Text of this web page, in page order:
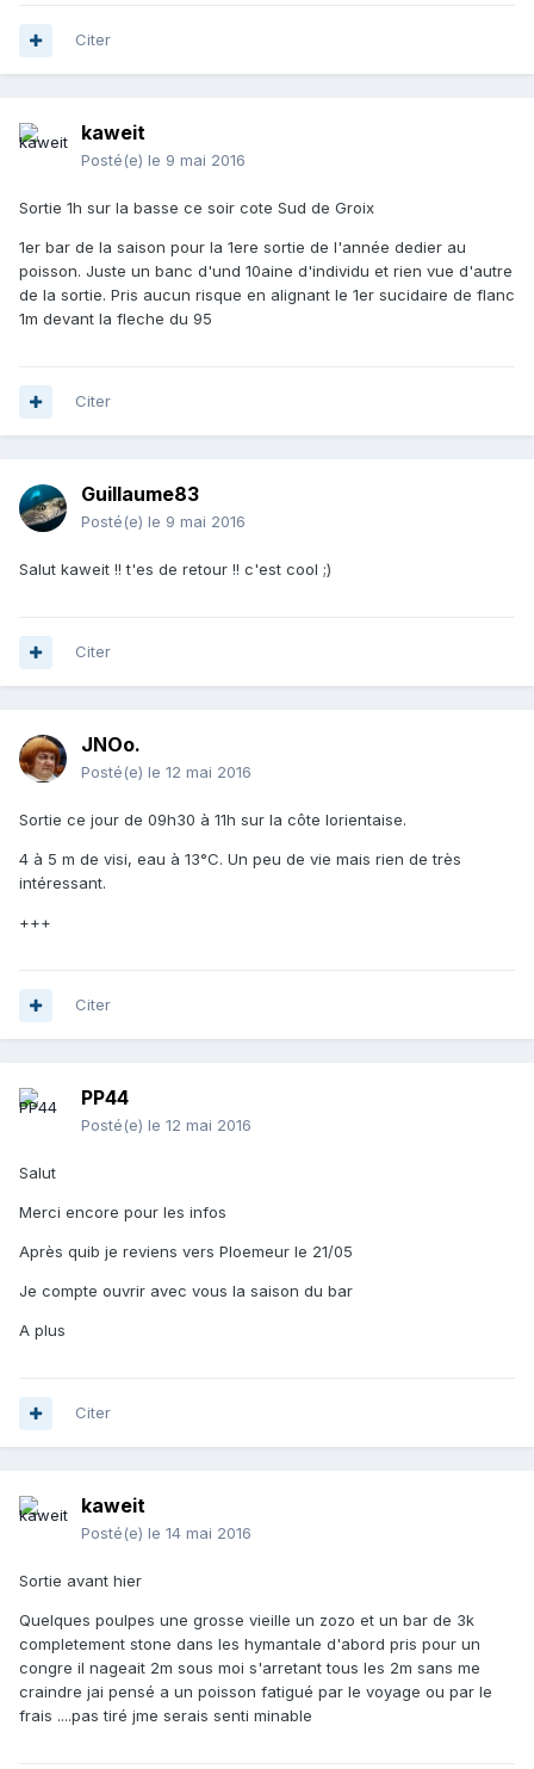
Citer
kaweit
Posté(e) le 9 mai 2016
Sortie 1h sur la basse ce soir cote Sud de Groix
1er bar de la saison pour la 1ere sortie de l'année dedier au
poisson. Juste un banc d'und 10aine d'individu et rien vue d'autre
de la sortie. Pris aucun risque en alignant le 1er sucidaire de flanc
1m devant la fleche du 95
Citer
Guillaume83
Posté(e) le 9 mai 2016
Salut kaweit !! t'es de retour !! c'est cool ;)
Citer
JNOo.
Posté(e) le 12 mai 2016
Sortie ce jour de 09h30 à 11h sur la côte lorientaise.
4 à 5 m de visi, eau à 13°C. Un peu de vie mais rien de très
intéressant.
+++
Citer
PP44
Posté(e) le 12 mai 2016
Salut
Merci encore pour les infos
Après quib je reviens vers Ploemeur le 21/05
Je compte ouvrir avec vous la saison du bar
A plus
Citer
kaweit
Posté(e) le 14 mai 2016
Sortie avant hier
Quelques poulpes une grosse vieille un zozo et un bar de 3k
completement stone dans les hymantale d'abord pris pour un
congre il nageait 2m sous moi s'arretant tous les 2m sans me
craindre jai pensé a un poisson fatigué par le voyage ou par le
frais ....pas tiré jme serais senti minable